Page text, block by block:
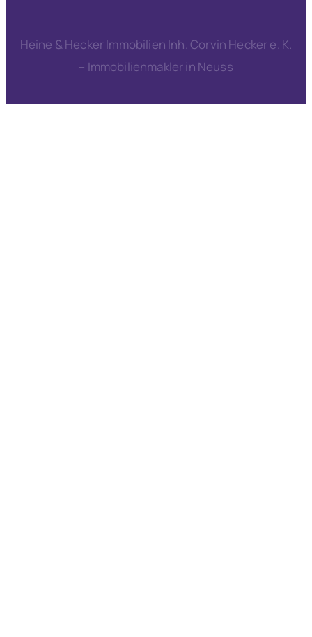
Heine & Hecker Immobilien Inh. Corvin Hecker e. K.
– Immobilienmakler in Neuss